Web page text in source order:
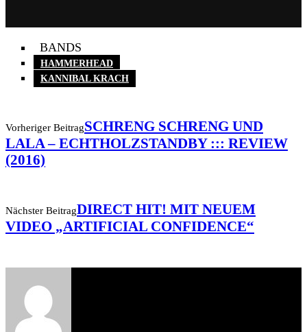
BANDS
HAMMERHEAD
KANNIBAL KRACH
Vorheriger BeitragSCHRENG SCHRENG UND
LALA – ECHTHOLZSTANDBY ::: REVIEW
(2016)
Nächster BeitragDIRECT HIT! MIT NEUEM
VIDEO „ARTIFICIAL CONFIDENCE“